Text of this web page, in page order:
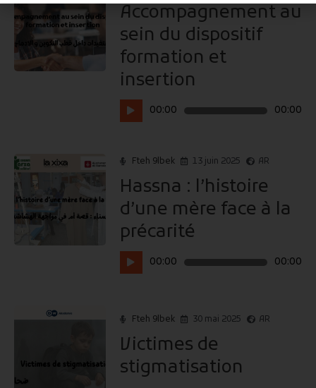
Accompagnement au
sein du dispositif
formation et
insertion
Lecteur
audio
00:00 00:00
Fteh 9lbek 13 juin 2025 AR
Hassna : l’histoire
d’une mère face à la
précarité
Lecteur
audio
00:00 00:00
Fteh 9lbek 30 mai 2025 AR
Victimes de
stigmatisation